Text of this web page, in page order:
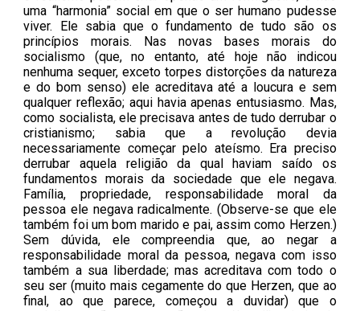
uma “harmonia” social em que o ser humano pudesse
viver. Ele sabia que o fundamento de tudo são os
princípios morais. Nas novas bases morais do
socialismo (que, no entanto, até hoje não indicou
nenhuma sequer, exceto torpes distorções da natureza
e do bom senso) ele acreditava até a loucura e sem
qualquer reflexão; aqui havia apenas entusiasmo. Mas,
como socialista, ele precisava antes de tudo derrubar o
cristianismo; sabia que a revolução devia
necessariamente começar pelo ateísmo. Era preciso
derrubar aquela religião da qual haviam saído os
fundamentos morais da sociedade que ele negava.
Família, propriedade, responsabilidade moral da
pessoa ele negava radicalmente. (Observe-se que ele
também foi um bom marido e pai, assim como Herzen.)
Sem dúvida, ele compreendia que, ao negar a
responsabilidade moral da pessoa, negava com isso
também a sua liberdade; mas acreditava com todo o
seu ser (muito mais cegamente do que Herzen, que ao
final, ao que parece, começou a duvidar) que o